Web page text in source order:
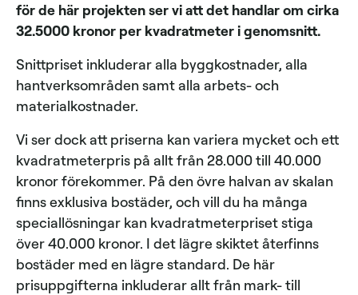
för de här projekten ser vi att det handlar om cirka
32.5000 kronor per kvadratmeter i genomsnitt.
Snittpriset inkluderar alla byggkostnader, alla
hantverksområden samt alla arbets- och
materialkostnader.
Vi ser dock att priserna kan variera mycket och ett
kvadratmeterpris på allt från 28.000 till 40.000
kronor förekommer. På den övre halvan av skalan
finns exklusiva bostäder, och vill du ha många
speciallösningar kan kvadratmeterpriset stiga
över 40.000 kronor. I det lägre skiktet återfinns
bostäder med en lägre standard. De här
prisuppgifterna inkluderar allt från mark- till